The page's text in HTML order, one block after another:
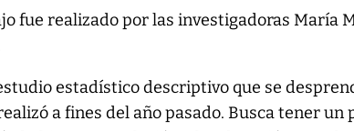
fue realizado por las investigadoras María
estadístico descriptivo que se
a fines del año pasado. Busca tener un